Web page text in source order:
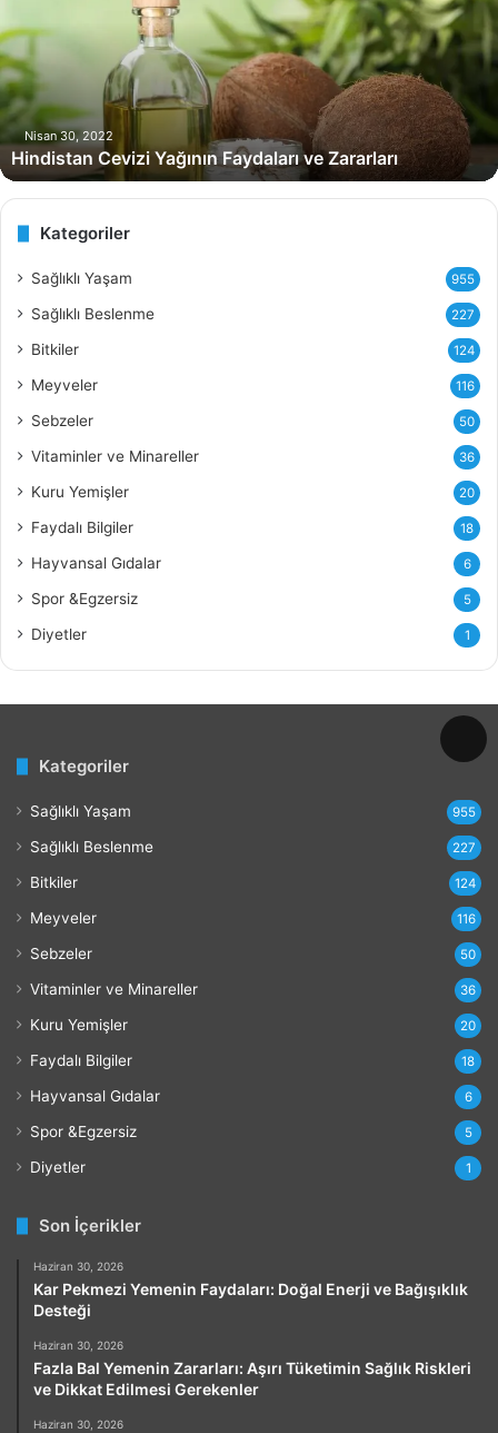
i
s
t
a
e
Nisan 30, 2022
Hindistan Cevizi Yağının Faydaları ve Zararları
Kategoriler
Sağlıklı Yaşam 955
Sağlıklı Beslenme 227
Bitkiler 124
Meyveler 116
Sebzeler 50
Vitaminler ve Minareller 36
Kuru Yemişler 20
Faydalı Bilgiler 18
Hayvansal Gıdalar 6
Spor &Egzersiz 5
Diyetler 1
Kategoriler
Sağlıklı Yaşam 955
Sağlıklı Beslenme 227
Bitkiler 124
Meyveler 116
Sebzeler 50
Vitaminler ve Minareller 36
Kuru Yemişler 20
Faydalı Bilgiler 18
Hayvansal Gıdalar 6
Spor &Egzersiz 5
Diyetler 1
Son İçerikler
Haziran 30, 2026
Kar Pekmezi Yemenin Faydaları: Doğal Enerji ve Bağışıklık
Desteği
Haziran 30, 2026
Fazla Bal Yemenin Zararları: Aşırı Tüketimin Sağlık Riskleri
ve Dikkat Edilmesi Gerekenler
Haziran 30, 2026